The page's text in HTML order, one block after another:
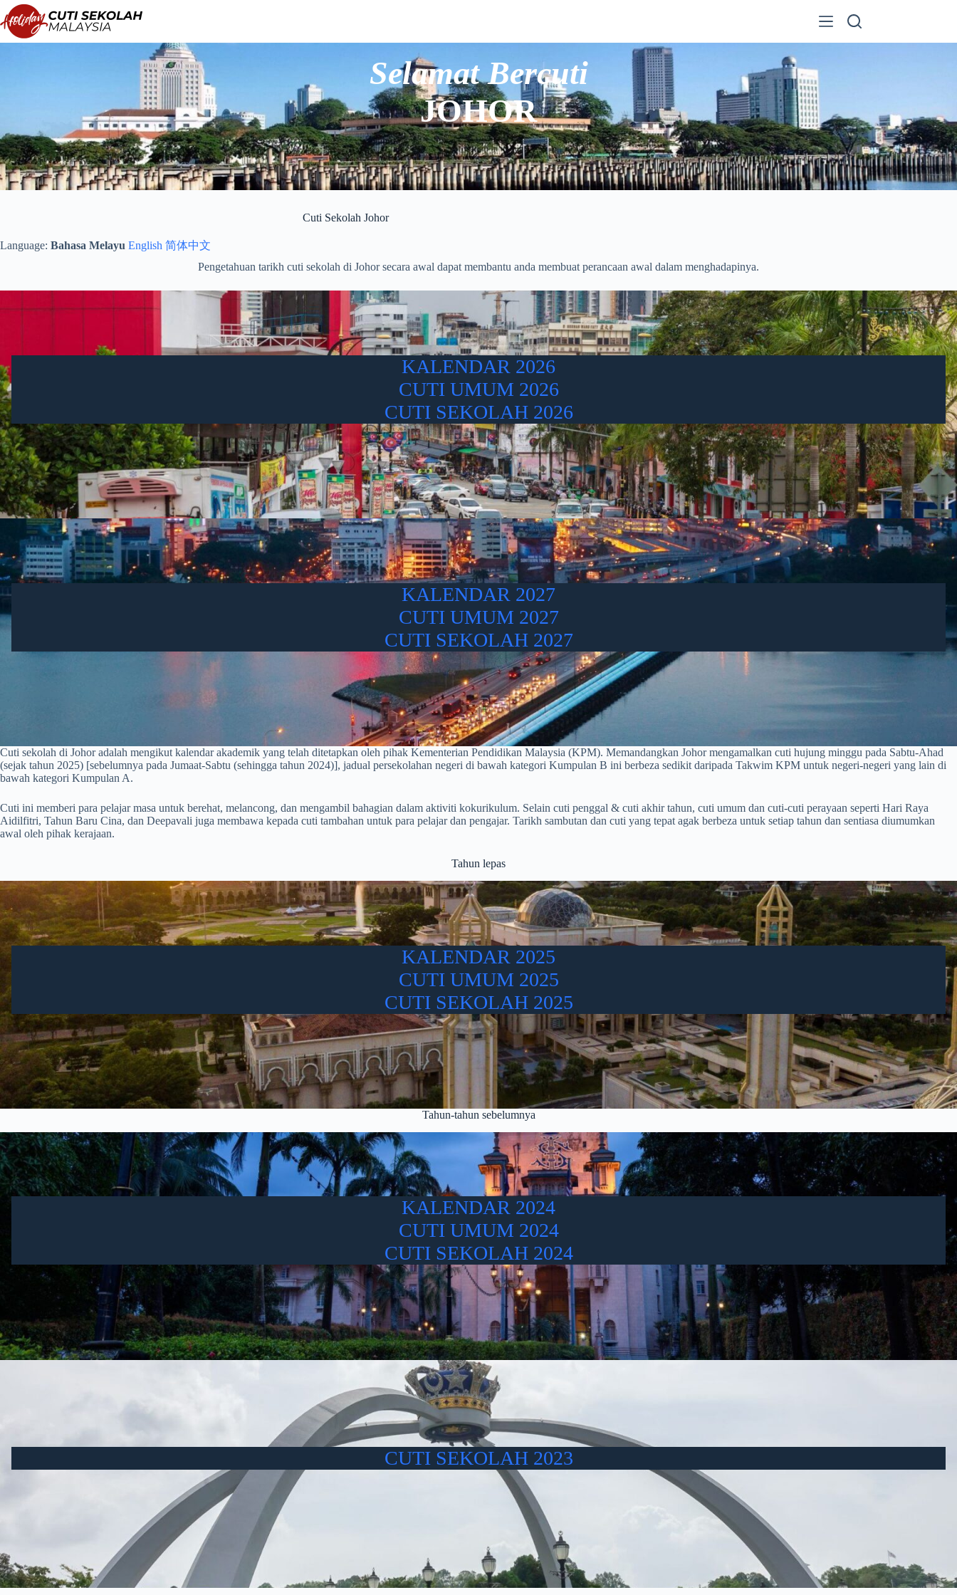
Langkau
ke
kandungan
Selamat Bercuti
JOHOR
Cuti Sekolah Johor
Language: Bahasa Melayu English 简体中文
Pengetahuan tarikh cuti sekolah di Johor secara awal dapat membantu anda membuat perancaan awal dalam menghadapinya.
KALENDAR 2026
CUTI UMUM 2026
CUTI SEKOLAH 2026
KALENDAR 2027
CUTI UMUM 2027
CUTI SEKOLAH 2027
Cuti sekolah di Johor adalah mengikut kalendar akademik yang telah ditetapkan oleh pihak Kementerian Pendidikan Malaysia (KPM). Memandangkan Johor mengamalkan cuti hujung minggu pada Sabtu-Ahad
(sejak tahun 2025) [sebelumnya pada Jumaat-Sabtu (sehingga tahun 2024)], jadual persekolahan negeri di bawah kategori Kumpulan B ini berbeza sedikit daripada Takwim KPM untuk negeri-negeri yang lain di
bawah kategori Kumpulan A.
Cuti ini memberi para pelajar masa untuk berehat, melancong, dan mengambil bahagian dalam aktiviti kokurikulum. Selain cuti penggal & cuti akhir tahun, cuti umum dan cuti-cuti perayaan seperti Hari Raya
Aidilfitri, Tahun Baru Cina, dan Deepavali juga membawa kepada cuti tambahan untuk para pelajar dan pengajar. Tarikh sambutan dan cuti yang tepat agak berbeza untuk setiap tahun dan sentiasa diumumkan
awal oleh pihak kerajaan.
Tahun lepas
KALENDAR 2025
CUTI UMUM 2025
CUTI SEKOLAH 2025
Tahun-tahun sebelumnya
KALENDAR 2024
CUTI UMUM 2024
CUTI SEKOLAH 2024
CUTI SEKOLAH 2023